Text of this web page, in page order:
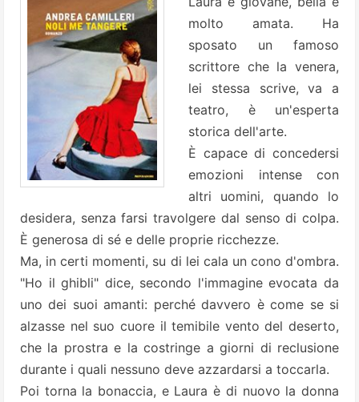
molto amata. Ha
sposato un famoso
scrittore che la venera,
lei stessa scrive, va a
teatro, è un'esperta
storica dell'arte.
È capace di concedersi
emozioni intense con
altri uomini, quando lo
desidera, senza farsi travolgere dal senso di colpa.
È generosa di sé e delle proprie ricchezze.
Ma, in certi momenti, su di lei cala un cono d'ombra.
"Ho il ghibli" dice, secondo l'immagine evocata da
uno dei suoi amanti: perché davvero è come se si
alzasse nel suo cuore il temibile vento del deserto,
che la prostra e la costringe a giorni di reclusione
durante i quali nessuno deve azzardarsi a toccarla.
Poi torna la bonaccia, e Laura è di nuovo la donna